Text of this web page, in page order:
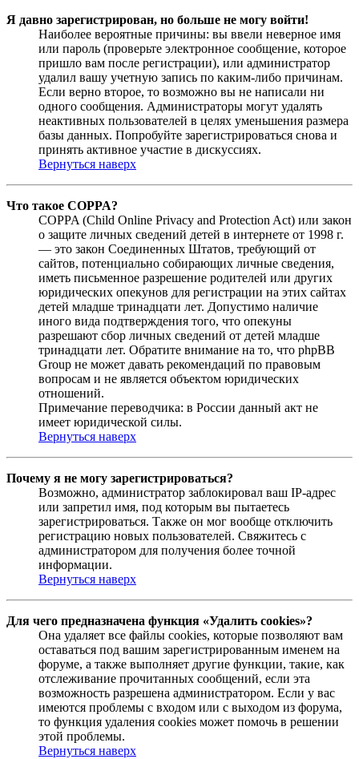
Я давно зарегистрирован, но больше не могу войти!
Наиболее вероятные причины: вы ввели неверное имя
или пароль (проверьте электронное сообщение, которое
пришло вам после регистрации), или администратор
удалил вашу учетную запись по каким-либо причинам.
Если верно второе, то возможно вы не написали ни
одного сообщения. Администраторы могут удалять
неактивных пользователей в целях уменьшения размера
базы данных. Попробуйте зарегистрироваться снова и
принять активное участие в дискуссиях.
Вернуться наверх
Что такое COPPA?
COPPA (Child Online Privacy and Protection Act) или закон
о защите личных сведений детей в интернете от 1998 г.
— это закон Соединенных Штатов, требующий от
сайтов, потенциально собирающих личные сведения,
иметь письменное разрешение родителей или других
юридических опекунов для регистрации на этих сайтах
детей младше тринадцати лет. Допустимо наличие
иного вида подтверждения того, что опекуны
разрешают сбор личных сведений от детей младше
тринадцати лет. Обратите внимание на то, что phpBB
Group не может давать рекомендаций по правовым
вопросам и не является объектом юридических
отношений.
Примечание переводчика: в России данный акт не
имеет юридической силы.
Вернуться наверх
Почему я не могу зарегистрироваться?
Возможно, администратор заблокировал ваш IP-адрес
или запретил имя, под которым вы пытаетесь
зарегистрироваться. Также он мог вообще отключить
регистрацию новых пользователей. Свяжитесь с
администратором для получения более точной
информации.
Вернуться наверх
Для чего предназначена функция «Удалить cookies»?
Она удаляет все файлы cookies, которые позволяют вам
оставаться под вашим зарегистрированным именем на
форуме, а также выполняет другие функции, такие, как
отслеживание прочитанных сообщений, если эта
возможность разрешена администратором. Если у вас
имеются проблемы с входом или с выходом из форума,
то функция удаления cookies может помочь в решении
этой проблемы.
Вернуться наверх